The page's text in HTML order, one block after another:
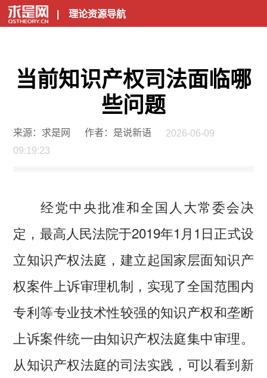
| 理论资源导航
当前知识产权司法面临哪
些问题
来源：求是网 作者：是说新语
2026-06-09
09:19:23
经党中央批准和全国人大常委会决
定，最高人民法院于2019年1月1日正式设
立知识产权法庭，建立起国家层面知识产
权案件上诉审理机制，实现了全国范围内
专利等专业技术性较强的知识产权和垄断
上诉案件统一由知识产权法庭集中审理。
从知识产权法庭的司法实践，可以看到新